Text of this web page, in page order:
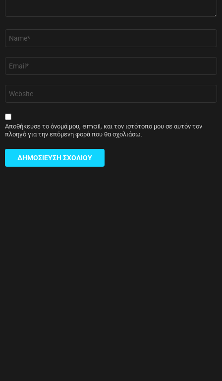
Όνομα
Email
Ιστότοπος
Αποθήκευσε το όνομά μου, email, και τον ιστότοπο μου σε αυτόν τον
πλοηγό για την επόμενη φορά που θα σχολιάσω.